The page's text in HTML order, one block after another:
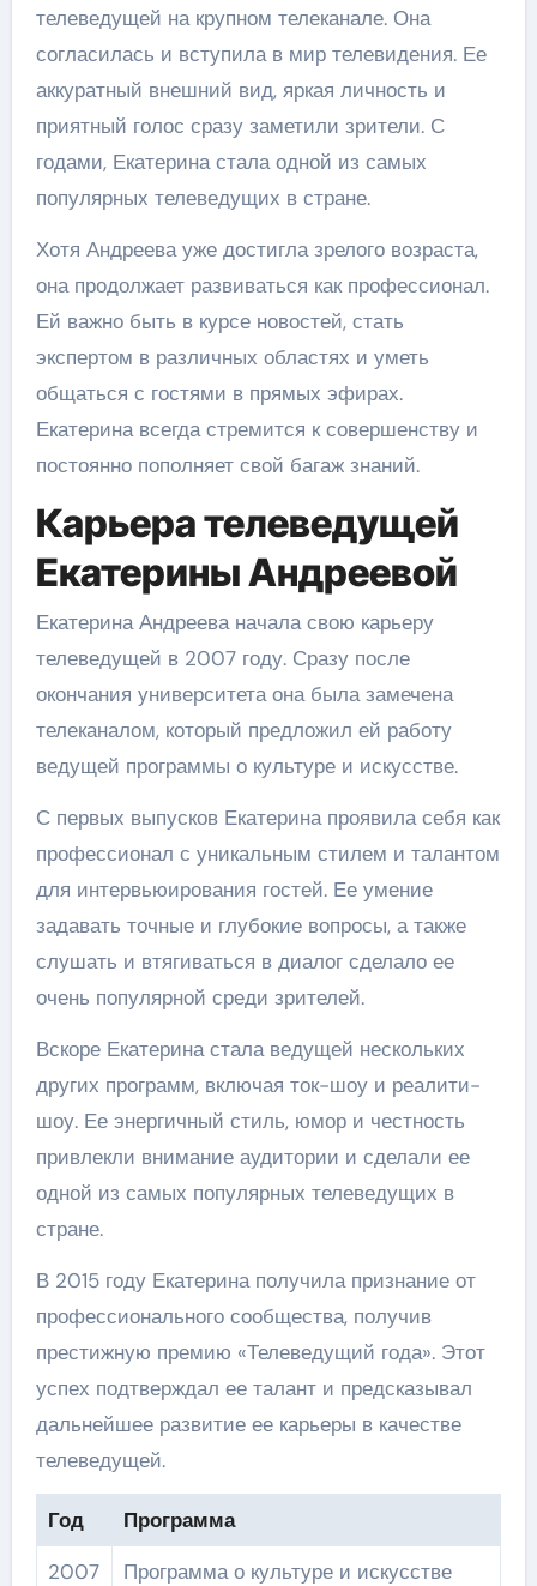
телеведущей на крупном телеканале. Она
согласилась и вступила в мир телевидения. Ее
аккуратный внешний вид, яркая личность и
приятный голос сразу заметили зрители. С
годами, Екатерина стала одной из самых
популярных телеведущих в стране.
Хотя Андреева уже достигла зрелого возраста,
она продолжает развиваться как профессионал.
Ей важно быть в курсе новостей, стать
экспертом в различных областях и уметь
общаться с гостями в прямых эфирах.
Екатерина всегда стремится к совершенству и
постоянно пополняет свой багаж знаний.
Карьера телеведущей
Екатерины Андреевой
Екатерина Андреева начала свою карьеру
телеведущей в 2007 году. Сразу после
окончания университета она была замечена
телеканалом, который предложил ей работу
ведущей программы о культуре и искусстве.
С первых выпусков Екатерина проявила себя как
профессионал с уникальным стилем и талантом
для интервьюирования гостей. Ее умение
задавать точные и глубокие вопросы, а также
слушать и втягиваться в диалог сделало ее
очень популярной среди зрителей.
Вскоре Екатерина стала ведущей нескольких
других программ, включая ток-шоу и реалити-
шоу. Ее энергичный стиль, юмор и честность
привлекли внимание аудитории и сделали ее
одной из самых популярных телеведущих в
стране.
В 2015 году Екатерина получила признание от
профессионального сообщества, получив
престижную премию «Телеведущий года». Этот
успех подтверждал ее талант и предсказывал
дальнейшее развитие ее карьеры в качестве
телеведущей.
Год
Программа
2007
Программа о культуре и искусстве